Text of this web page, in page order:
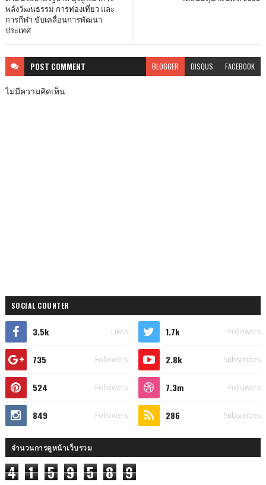
พลังวัฒนธรรม การท่องเที่ยว และ
การกีฬา ขับเคลื่อนการพัฒนา
ประเทศ
POST COMMENT BLOGGER DISQUS FACEBOOK
ไม่มีความคิดเห็น
SOCIAL COUNTER
3.5k Likes 1.7k Followers
735 Followers 2.8k Subscribes
524 Followers 7.3m Followers
849 Followers 286 Subscribes
จำนวนการดูหน้าเว็บรวม
4 1 5 9 5 8 9